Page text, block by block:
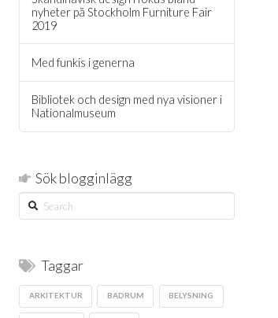
nyheter på Stockholm Furniture Fair
2019
Med funkis i generna
Bibliotek och design med nya visioner i
Nationalmuseum
Sök blogginlägg
Search
Taggar
ARKITEKTUR BADRUM BELYSNING